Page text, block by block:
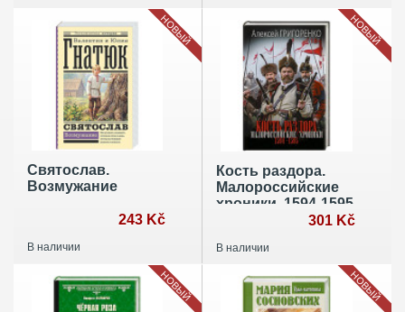
Святослав.
Возмужание
243 Kč
В наличии
НОВЫЙ
Кость раздора.
Малороссийские
хроники. 1594-1595
301 Kč
В наличии
НОВЫЙ
НОВЫЙ НОВЫЙ